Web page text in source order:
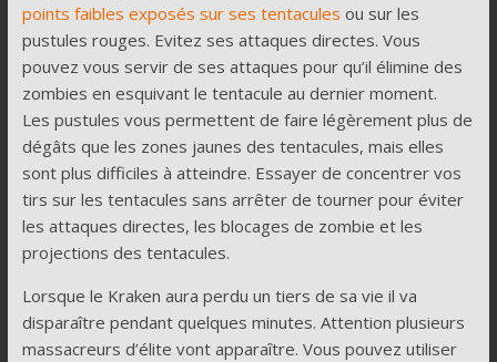
points faibles exposés sur ses tentacules ou sur les
pustules rouges. Evitez ses attaques directes. Vous
pouvez vous servir de ses attaques pour qu’il élimine des
zombies en esquivant le tentacule au dernier moment.
Les pustules vous permettent de faire légèrement plus de
dégâts que les zones jaunes des tentacules, mais elles
sont plus difficiles à atteindre. Essayer de concentrer vos
tirs sur les tentacules sans arrêter de tourner pour éviter
les attaques directes, les blocages de zombie et les
projections des tentacules.
Lorsque le Kraken aura perdu un tiers de sa vie il va
disparaître pendant quelques minutes. Attention plusieurs
massacreurs d’élite vont apparaître. Vous pouvez utiliser